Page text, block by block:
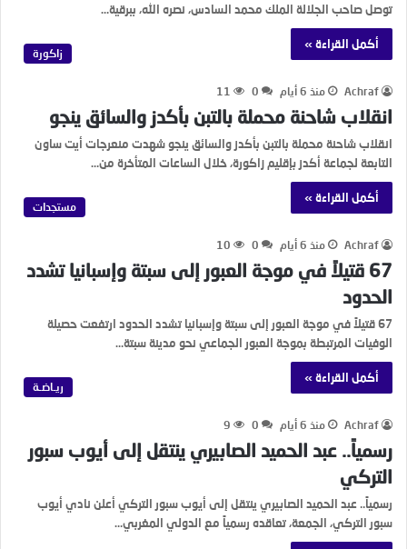
توصل صاحب الجلالة الملك محمد السادس، نصره الله، ببرقية…
أكمل القراءة »
زاكورة
Achraf منذ 6 أيام 0
11
انقلاب شاحنة محملة بالتبن بأكدز والسائق ينجو
انقلاب شاحنة محملة بالتبن بأكدز والسائق ينجو شهدت منعرجات أيت ساون
التابعة لجماعة أكدز بإقليم زاكورة، خلال الساعات المتأخرة من…
أكمل القراءة »
مستجدات
Achraf منذ 6 أيام 0
10
67 قتيلاً في موجة العبور إلى سبتة وإسبانيا تشدد
الحدود
67 قتيلاً في موجة العبور إلى سبتة وإسبانيا تشدد الحدود ارتفعت حصيلة
الوفيات المرتبطة بموجة العبور الجماعي نحو مدينة سبتة…
أكمل القراءة »
ريـاضـة
Achraf منذ 6 أيام 0
9
رسمياً.. عبد الحميد الصابيري ينتقل إلى أيوب سبور
التركي
رسمياً.. عبد الحميد الصابيري ينتقل إلى أيوب سبور التركي أعلن نادي أيوب
سبور التركي، الجمعة، تعاقده رسمياً مع الدولي المغربي…